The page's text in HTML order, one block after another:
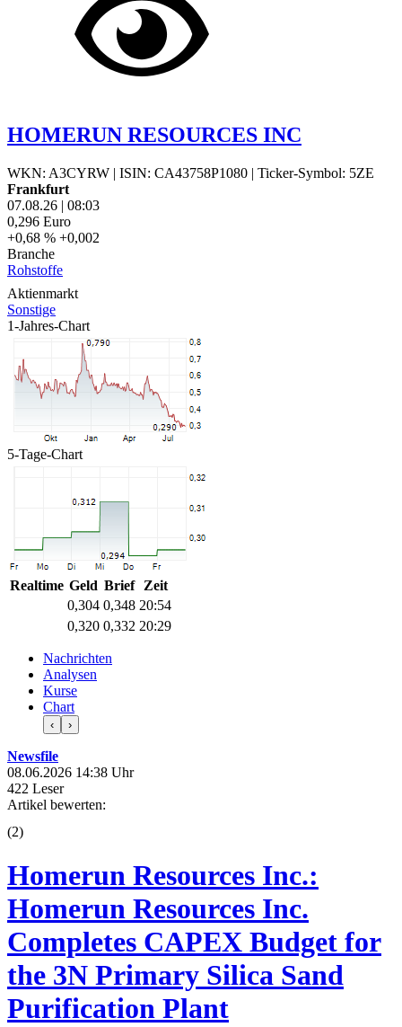
HOMERUN RESOURCES INC
WKN: A3CYRW | ISIN: CA43758P1080 | Ticker-Symbol: 5ZE
Frankfurt
07.08.26 | 08:03
0,296 Euro
+0,68 % +0,002
Branche
Rohstoffe
Aktienmarkt
Sonstige
1-Jahres-Chart
5-Tage-Chart
Realtime Geld Brief
Zeit
0,304 0,348 20:54
0,320 0,332 20:29
Nachrichten
Analysen
Kurse
Chart
‹ ›
Newsfile
08.06.2026 14:38 Uhr
422 Leser
Artikel bewerten:
(2)
Homerun Resources Inc.:
Homerun Resources Inc.
Completes CAPEX Budget for
the 3N Primary Silica Sand
Purification Plant